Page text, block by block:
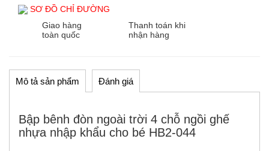
SƠ ĐỒ CHỈ ĐƯỜNG
Giao hàng
toàn quốc
Thanh toán khi
nhận hàng
Mô tả sản phẩm Đánh giá
Bập bênh đòn ngoài trời 4 chỗ ngồi ghế
nhựa nhập khẩu cho bé HB2-044